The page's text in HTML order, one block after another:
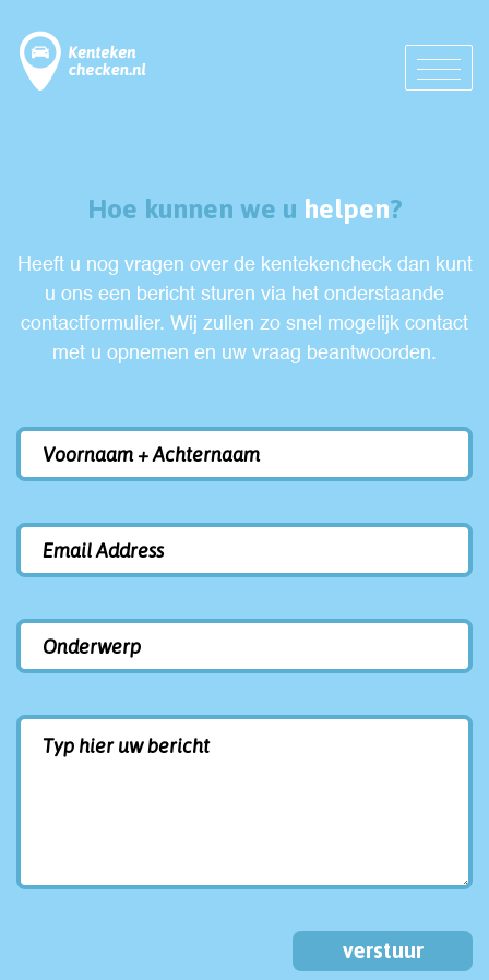
Hoe kunnen we u helpen?
Heeft u nog vragen over de kentekencheck dan kunt
u ons een bericht sturen via het onderstaande
contactformulier. Wij zullen zo snel mogelijk contact
met u opnemen en uw vraag beantwoorden.